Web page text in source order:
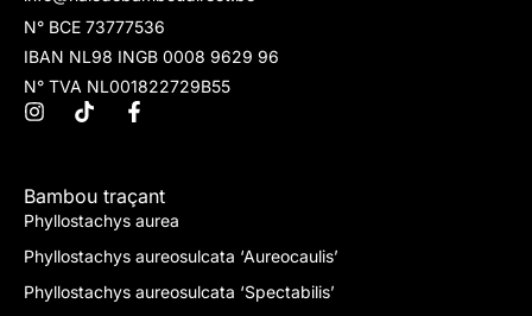
N° BCE 73777536
IBAN NL98 INGB 0008 9629 96
N° TVA NL001822729B55
Bambou traçant
Phyllostachys aurea
Phyllostachys aureosulcata ‘Aureocaulis’
Phyllostachys aureosulcata ‘Spectabilis’